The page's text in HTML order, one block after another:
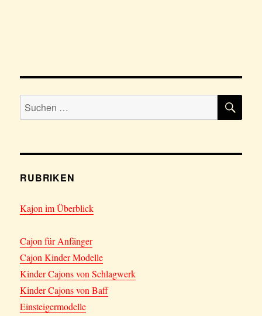
Suchen
nach:
RUBRIKEN
Kajon im Überblick
Cajon für Anfänger
Cajon Kinder Modelle
Kinder Cajons von Schlagwerk
Kinder Cajons von Baff
Einsteigermodelle